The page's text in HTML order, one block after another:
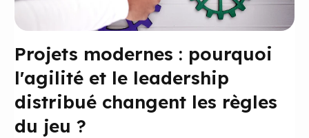
Projets modernes : pourquoi
l'agilité et le leadership
distribué changent les règles
du jeu ?